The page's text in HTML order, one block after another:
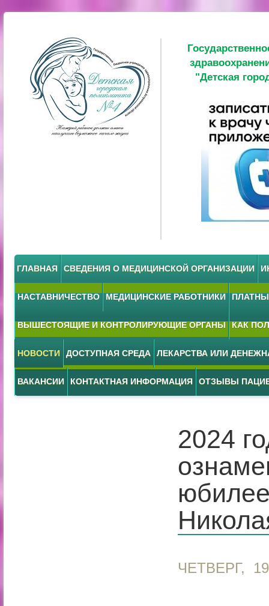
"Детская
ГЛАВНАЯ СВЕДЕНИЯ О МЕДИЦИНСКОЙ ОРГАНИЗАЦИИ
НАСТАВНИЧЕСТВО МЕДИЦИНСКИЕ РАБОТНИКИ
ВЫШЕСТОЯЩИЕ И КОНТРОЛИРУЮЩИЕ ОРГАНЫ КАК
НОВОСТИ ДОСТУПНАЯ СРЕДА ЛЕКАРСТВА ИЛИ
ВАКАНСИИ КОНТАКТНАЯ ИНФОРМАЦИЯ ОТЗЫВЫ
2024
ЧЕТВЕРГ,